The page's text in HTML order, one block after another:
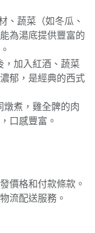
、蔬菜（如冬瓜、
為湯底提供豐富的
，加入紅酒、蔬菜
郁，是經典的西式
燉煮，雞全髀的肉
口感豐富。
價格和付款條款。
流配送服務。